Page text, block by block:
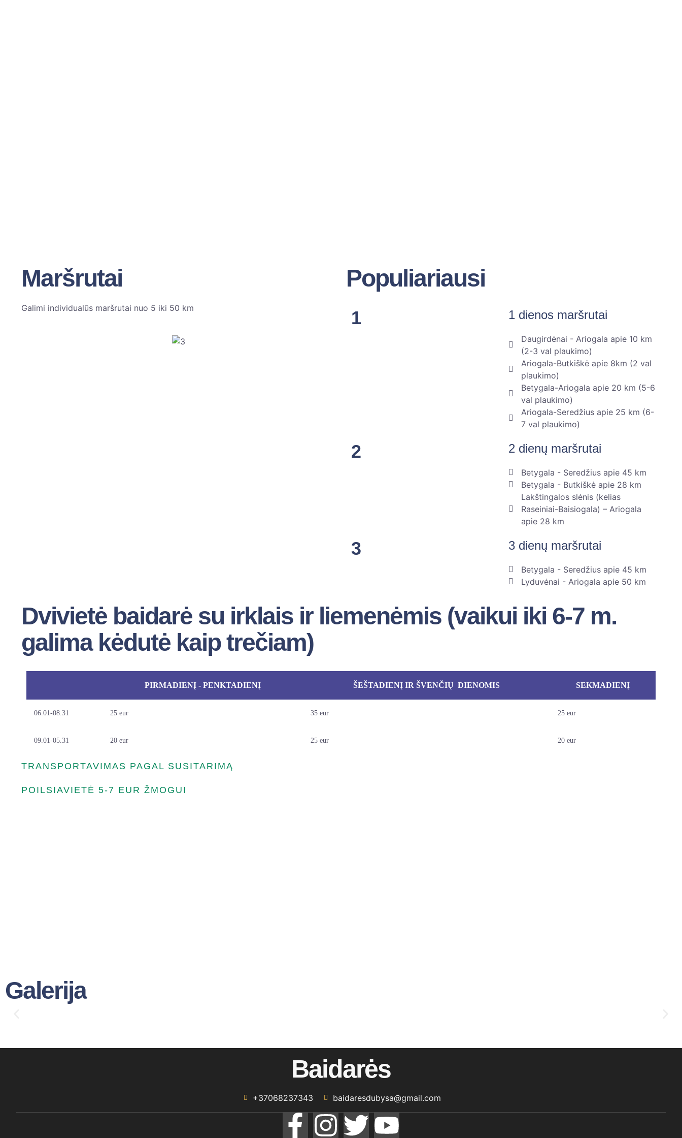
Maršrutai
Galimi individualūs maršrutai nuo 5 iki 50 km
Populiariausi
1 1 dienos maršrutai
Daugirdėnai - Ariogala apie 10 km
(2-3 val plaukimo)
Ariogala-Butkiškė apie 8km (2 val
plaukimo)
Betygala-Ariogala apie 20 km (5-6
val plaukimo)
Ariogala-Seredžius apie 25 km (6-
7 val plaukimo)
2 2 dienų maršrutai
Betygala - Seredžius apie 45 km
Betygala - Butkiškė apie 28 km
Lakštingalos slėnis (kelias
Raseiniai-Baisiogala) – Ariogala
apie 28 km
3 3 dienų maršrutai
Betygala - Seredžius apie 45 km
Lyduvėnai - Ariogala apie 50 km
Dvivietė baidarė su irklais ir liemenėmis (vaikui iki 6-7 m.
galima kėdutė kaip trečiam)
PIRMADIENĮ - PENKTADIENĮ ŠEŠTADIENĮ IR ŠVENČIŲ DIENOMIS SEKMADIENĮ
06.01-08.31 25 eur 35 eur 25 eur
09.01-05.31 20 eur 25 eur 20 eur
TRANSPORTAVIMAS PAGAL SUSITARIMĄ
POILSIAVIETĖ 5-7 EUR ŽMOGUI
Galerija
Baidarės
+37068237343 baidaresdubysa@gmail.com